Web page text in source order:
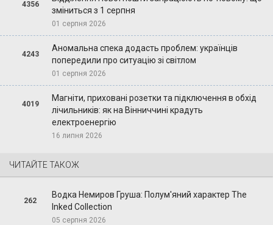
4356
зміниться з 1 серпня
01 серпня 2026
4243
Аномальна спека додасть проблем: українців
попередили про ситуацію зі світлом
01 серпня 2026
4019
Магніти, приховані розетки та підключення в обхід
лічильників: як на Вінниччині крадуть
електроенергію
16 липня 2026
ЧИТАЙТЕ ТАКОЖ
262
Водка Немиров Груша: Полум'яний характер The
Inked Collection
05 серпня 2026